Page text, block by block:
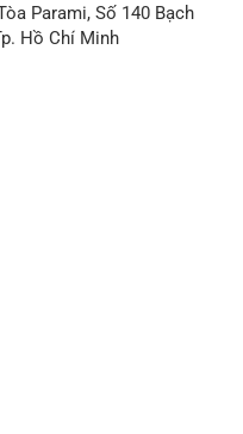
Parami, Số 140 Bạch
Hồ Chí Minh